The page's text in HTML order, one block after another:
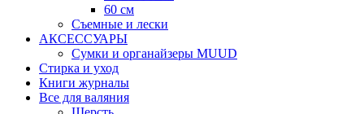
60 см
Съемные и лески
АКСЕССУАРЫ
Сумки и органайзеры MUUD
Стирка и уход
Книги журналы
Все для валяния